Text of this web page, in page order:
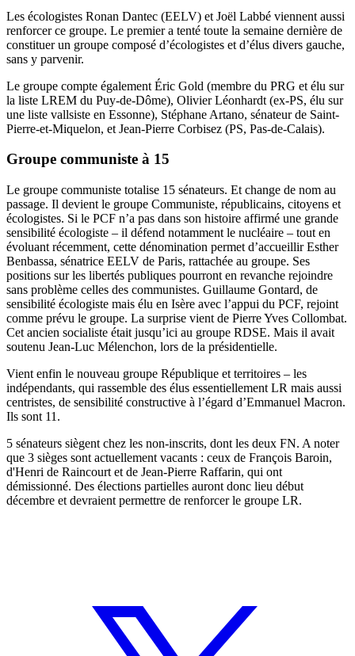
Les écologistes Ronan Dantec (EELV) et Joël Labbé viennent aussi
renforcer ce groupe. Le premier a tenté toute la semaine dernière de
constituer un groupe composé d’écologistes et d’élus divers gauche,
sans y parvenir.
Le groupe compte également Éric Gold (membre du PRG et élu sur
la liste LREM du Puy-de-Dôme), Olivier Léonhardt (ex-PS, élu sur
une liste vallsiste en Essonne), Stéphane Artano, sénateur de Saint-
Pierre-et-Miquelon, et Jean-Pierre Corbisez (PS, Pas-de-Calais).
Groupe communiste à 15
Le groupe communiste totalise 15 sénateurs. Et change de nom au
passage. Il devient le groupe Communiste, républicains, citoyens et
écologistes. Si le PCF n’a pas dans son histoire affirmé une grande
sensibilité écologiste – il défend notamment le nucléaire – tout en
évoluant récemment, cette dénomination permet d’accueillir Esther
Benbassa, sénatrice EELV de Paris, rattachée au groupe. Ses
positions sur les libertés publiques pourront en revanche rejoindre
sans problème celles des communistes. Guillaume Gontard, de
sensibilité écologiste mais élu en Isère avec l’appui du PCF, rejoint
comme prévu le groupe. La surprise vient de Pierre Yves Collombat.
Cet ancien socialiste était jusqu’ici au groupe RDSE. Mais il avait
soutenu Jean-Luc Mélenchon, lors de la présidentielle.
Vient enfin le nouveau groupe République et territoires – les
indépendants, qui rassemble des élus essentiellement LR mais aussi
centristes, de sensibilité constructive à l’égard d’Emmanuel Macron.
Ils sont 11.
5 sénateurs siègent chez les non-inscrits, dont les deux FN. A noter
que 3 sièges sont actuellement vacants : ceux de François Baroin,
d'Henri de Raincourt et de Jean-Pierre Raffarin, qui ont
démissionné. Des élections partielles auront donc lieu début
décembre et devraient permettre de renforcer le groupe LR.